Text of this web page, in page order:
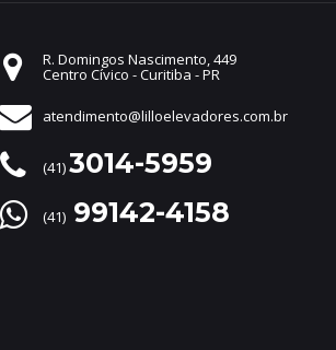
R. Domingos Nascimento, 449
Centro Cívico - Curitiba - PR
atendimento@lilloelevadores.com.br
(41)3014-5959
(41) 99142-4158